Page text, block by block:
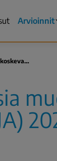
Arvioinnit